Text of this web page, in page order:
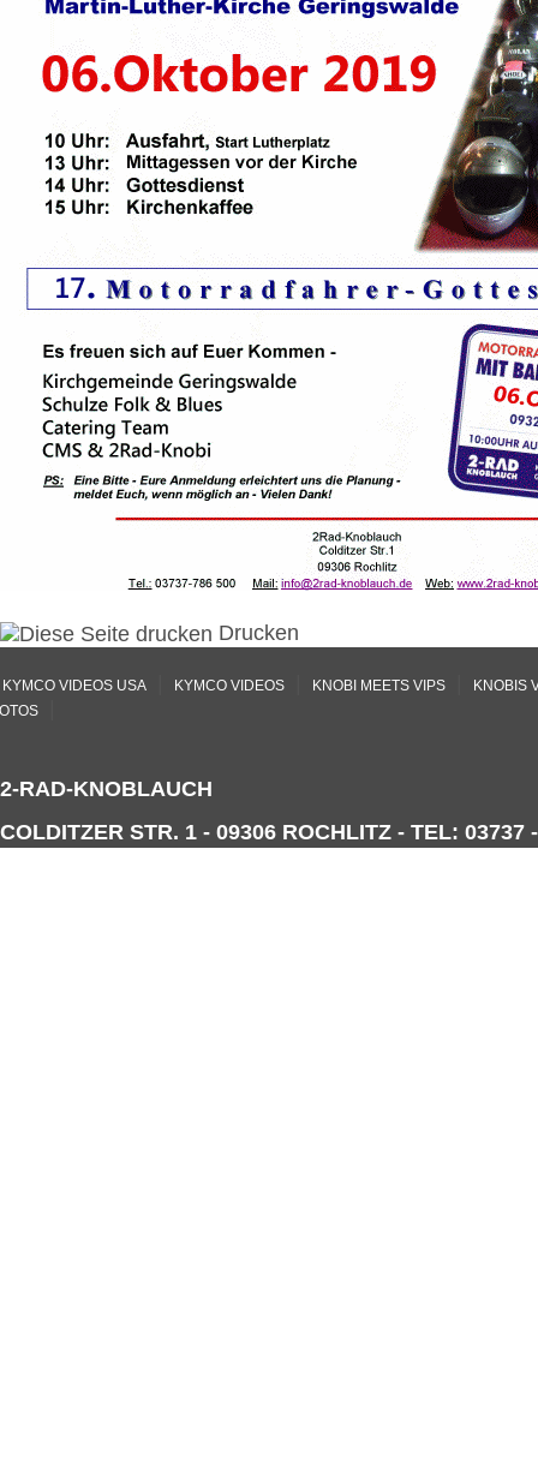
Drucken
KYMCO VIDEOS USA KYMCO VIDEOS KNOBI MEETS VIPS
KNOBIS
2-RAD-KNOBLAUCH
COLDITZER STR. 1 - 09306 ROCHLITZ - TEL: 03737